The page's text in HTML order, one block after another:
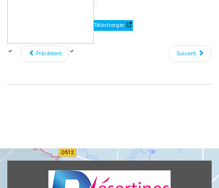
...
Télécharger
Précédent Suivant